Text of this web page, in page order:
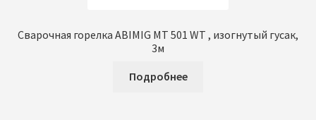
Сварочная горелка ABIMIG MT 501 WT , изогнутый гусак,
3м
Подробнее